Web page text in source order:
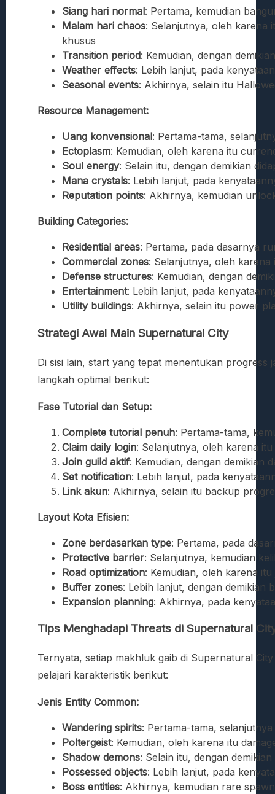
Siang hari normal: Pertama, kemudian
Malam hari chaos: Selanjutnya, oleh karena
khusus
Transition period: Kemudian, dengan
Weather effects: Lebih lanjut, pada
Seasonal events: Akhirnya, selain itu
Resource Management:
Uang konvensional: Pertama-tama,
Ectoplasm: Kemudian, oleh karena itu
Soul energy: Selain itu, dengan demikian
Mana crystals: Lebih lanjut, pada
Reputation points: Akhirnya, kemudian
Building Categories:
Residential areas: Pertama, pada dasarnya
Commercial zones: Selanjutnya, oleh
Defense structures: Kemudian, dengan
Entertainment: Lebih lanjut, pada
Utility buildings: Akhirnya, selain itu power
Strategi Awal Main Supernatural City
Di sisi lain, start yang tepat menentukan progress
langkah optimal berikut:
Fase Tutorial dan Setup:
Complete tutorial penuh: Pertama-tama,
Claim daily login: Selanjutnya, oleh karena
Join guild aktif: Kemudian, dengan demikian
Set notification: Lebih lanjut, pada
Link akun: Akhirnya, selain itu backup
Layout Kota Efisien:
Zone berdasarkan type: Pertama, pada
Protective barrier: Selanjutnya, kemudian
Road optimization: Kemudian, oleh karena
Buffer zones: Lebih lanjut, dengan demikian
Expansion planning: Akhirnya, pada
Tips Menghadapi Threats di Supernatural
Ternyata, setiap makhluk gaib di Supernatural
pelajari karakteristik berikut:
Jenis Entity Common:
Wandering spirits: Pertama-tama,
Poltergeist: Kemudian, oleh karena itu
Shadow demons: Selain itu, dengan
Possessed objects: Lebih lanjut, pada
Boss entities: Akhirnya, kemudian rare